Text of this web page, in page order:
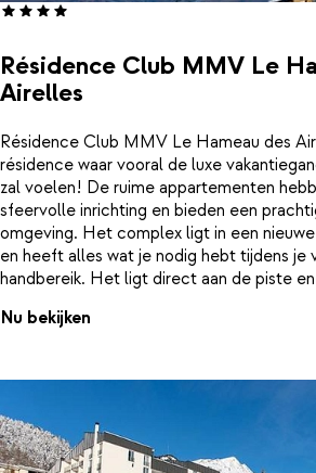
Résidence Club MMV Le
Airelles
Résidence Club MMV Le Hameau des
résidence waar vooral de luxe
zal voelen! De ruime appartementen
sfeervolle inrichting en bieden een
omgeving. Het complex ligt in een
en heeft alles wat je nodig hebt tijdens je
handbereik. Het ligt direct aan de piste
en bars. Bezoek na een dag skiën zeker
vol actie op de piste.
Nu bekijken